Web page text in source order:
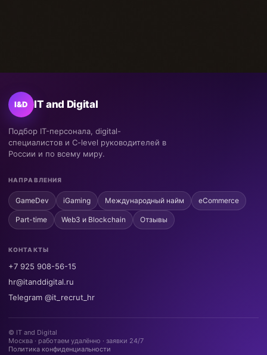
I&D IT and Digital
Подбор IT-персонала, digital-
специалистов и C-level руководителей в
России и по всему миру.
НАПРАВЛЕНИЯ
GameDev iGaming Международный найм eCommerce
Part-time Web3 и Blockchain Отзывы
КОНТАКТЫ
+7 925 908-56-15
hr@itanddigital.ru
Telegram @it_recrut_hr
© IT and Digital
Москва · работаем удалённо · заявки 24/7
Политика конфиденциальности